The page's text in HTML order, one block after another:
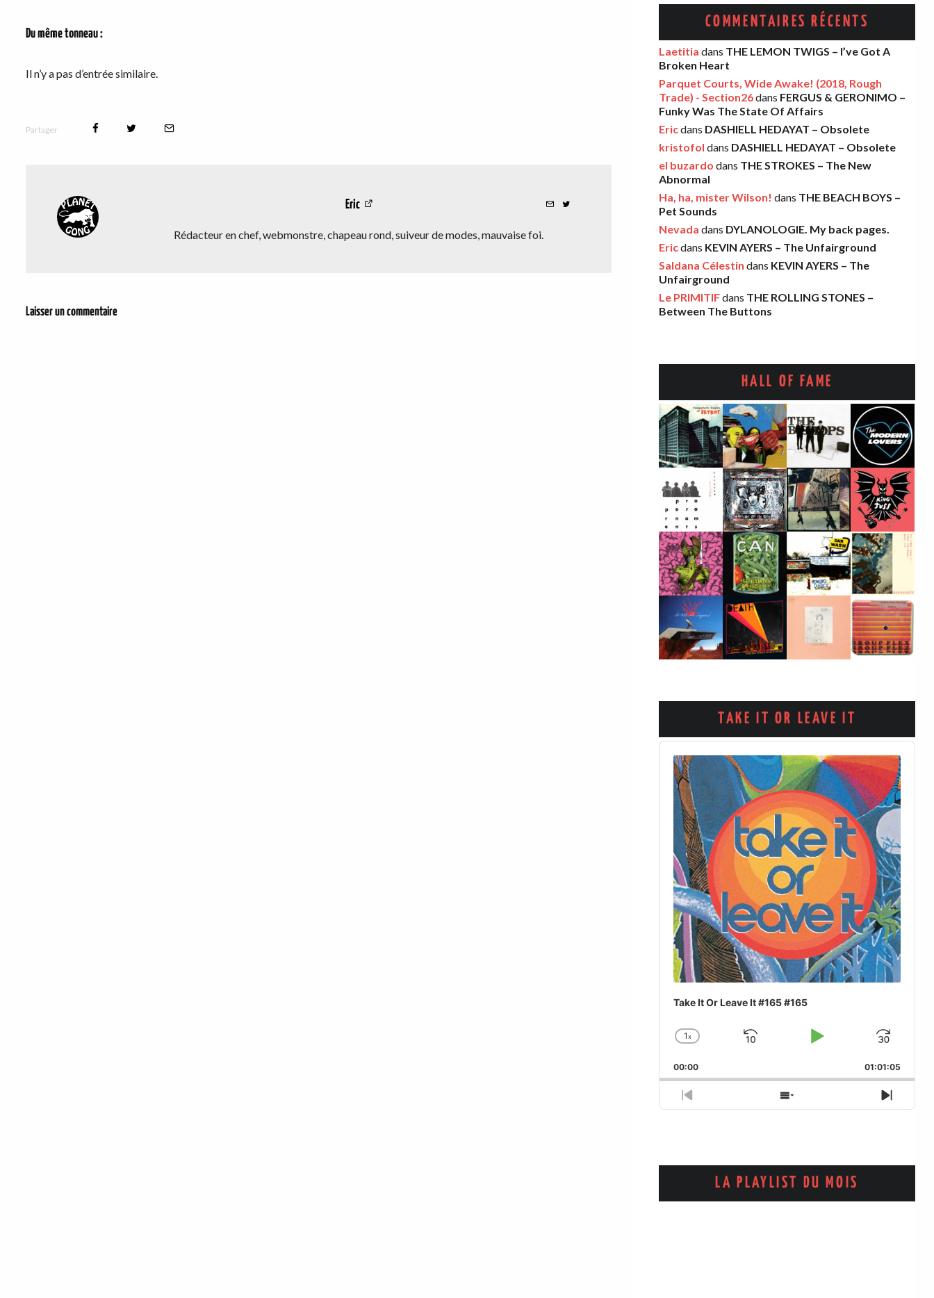
Du même tonneau :
Il n’y a pas d’entrée similaire.
Partager
Eric
Rédacteur en chef, webmonstre, chapeau rond, suiveur de modes, mauvaise foi.
Laisser un commentaire
AMELIA COBURN – Between The Moon
And The Milkman
THE LEMON TWIGS – Go To School
Léo · 5 novembre 2025
Eric·2 novembre 2025
AARON FRAZER – Introducing…
COMMENTAIRES RÉCENTS
Laetitia dans THE LEMON TWIGS – I’ve Got A
Broken Heart
Parquet Courts, Wide Awake! (2018, Rough
Trade) - Section26dans FERGUS & GERONIMO –
Funky Was The State Of Affairs
Ericdans DASHIELL HEDAYAT – Obsolete
kristofol dans DASHIELL HEDAYAT – Obsolete
el buzardo dans THE STROKES – The New
Abnormal
Ha, ha, mister Wilson! dans THE BEACH BOYS –
Pet Sounds
Nevada dans DYLANOLOGIE. My back pages.
Ericdans KEVIN AYERS – The Unfairground
Saldana Célestin dans KEVIN AYERS – The
Unfairground
Le PRIMITIFdans THE ROLLING STONES –
Between The Buttons
HALL OF FAME
TAKE IT OR LEAVE IT
Audio
Player
Take It Or Leave It #165 #165
Change
Rate
1x
Skip
Play
Pause
00:00 01:01:05
Previous
Episode
Show
Episodes
Next
LA PLAYLIST DU MOIS